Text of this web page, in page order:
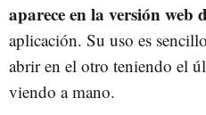
aparece en la versión web
aplicación. Su uso es
abrir en el otro teniendo el
viendo a mano.